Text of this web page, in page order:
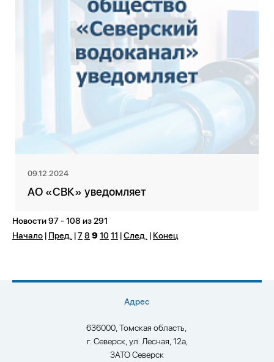
09.12.2024
АО «СВК» уведомляет
Новости 97 - 108 из 291
Начало|Пред. |7891011 |След. |Конец
Адрес
636000, Томская область,
г. Северск, ул. Лесная, 12а,
ЗАТО Северск